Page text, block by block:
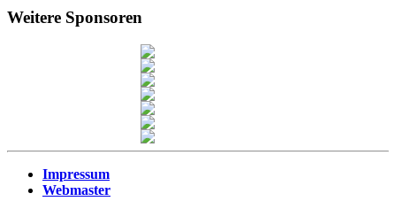
Weitere Sponsoren
Impressum
Webmaster